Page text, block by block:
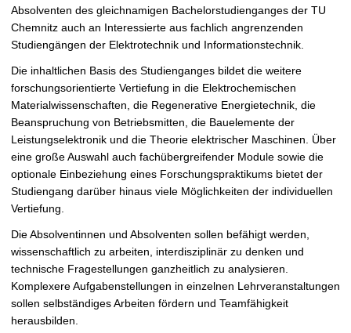
Absolventen des gleichnamigen Bachelorstudienganges der TU
Chemnitz auch an Interessierte aus fachlich angrenzenden
Studiengängen der Elektrotechnik und Informationstechnik.
Die inhaltlichen Basis des Studienganges bildet die weitere
forschungsorientierte Vertiefung in die Elektrochemischen
Materialwissenschaften, die Regenerative Energietechnik, die
Beanspruchung von Betriebsmitten, die Bauelemente der
Leistungselektronik und die Theorie elektrischer Maschinen. Über
eine große Auswahl auch fachübergreifender Module sowie die
optionale Einbeziehung eines Forschungspraktikums bietet der
Studiengang darüber hinaus viele Möglichkeiten der individuellen
Vertiefung.
Die Absolventinnen und Absolventen sollen befähigt werden,
wissenschaftlich zu arbeiten, interdisziplinär zu denken und
technische Fragestellungen ganzheitlich zu analysieren.
Komplexere Aufgabenstellungen in einzelnen Lehrveranstaltungen
sollen selbständiges Arbeiten fördern und Teamfähigkeit
herausbilden.